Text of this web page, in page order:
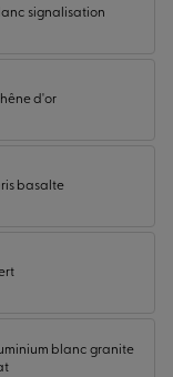
signalisation
d'or
basalte
blanc granite